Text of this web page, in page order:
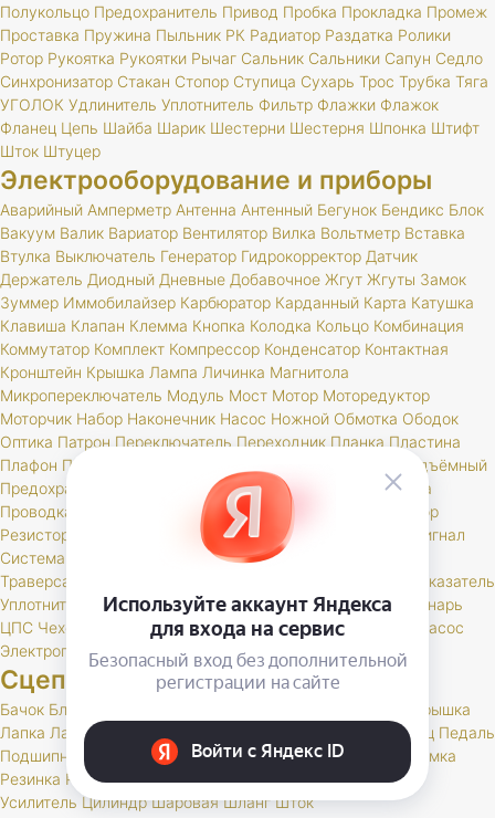
Полукольцо Предохранитель Привод Пробка Прокладка Промеж
Проставка Пружина Пыльник РК Радиатор Раздатка Ролики
Ротор Рукоятка Рукоятки Рычаг Сальник Сальники Сапун Седло
Синхронизатор Стакан Стопор Ступица Сухарь Трос Трубка Тяга
УГОЛОК Удлинитель Уплотнитель Фильтр Флажки Флажок
Фланец Цепь Шайба Шарик Шестерни Шестерня Шпонка Штифт
Шток Штуцер
Электрооборудование и приборы
Аварийный Амперметр Антенна Антенный Бегунок Бендикс Блок
Вакуум Валик Вариатор Вентилятор Вилка Вольтметр Вставка
Втулка Выключатель Генератор Гидрокорректор Датчик
Держатель Диодный Дневные Добавочное Жгут Жгуты Замок
Зуммер Иммобилайзер Карбюратор Карданный Карта Катушка
Клавиша Клапан Клемма Кнопка Колодка Кольцо Комбинация
Коммутатор Комплект Компрессор Конденсатор Контактная
Кронштейн Крышка Лампа Личинка Магнитола
Микропереключатель Модуль Мост Мотор Моторедуктор
Моторчик Набор Наконечник Насос Ножной Обмотка Ободок
Оптика Патрон Переключатель Переходник Планка Пластина
Плафон Повторитель
Подъёмный
Предохранитель
Прикуриватель
Провода
Проводка
Пульт Пыльник
Регулятор
Резистор
Решетка Розетка
Сигнал
Система
Соединитель Спидометр
Траверса
Указатель
Уплотнитель
Установ Устройство Фара Фароискатель
Фонарь
ЦПС Чехол Щетка Щеточный Щиток Электробензонасос
Электропривод
Сцепление
Бачок Блок
Крышка
Лапка Лапки Палец Педаль
Подшипник
Поршень Пресс Пружина Пыльник
Рамка
Резинка Рычаг Скоба Сцепление Толкатель Трубка Тяга
Усилитель Цилиндр Шаровая Шланг Шток